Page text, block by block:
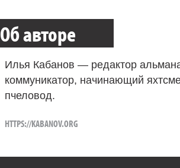
Об авторе
Илья Кабанов — редактор
коммуникатор, начинающий
пчеловод.
HTTPS://KABANOV.ORG